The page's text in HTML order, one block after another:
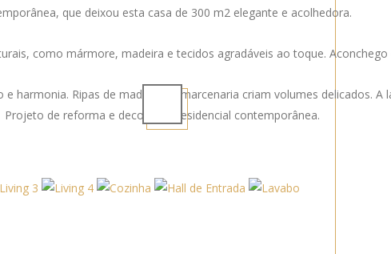
que deixou esta casa de 300 m2 elegante e acolhedora.
como mármore, madeira e tecidos agradáveis ao toque.
harmonia. Ripas de madeira na marcenaria criam volumes delicados.
Projeto de reforma e decoração residencial contemporânea.